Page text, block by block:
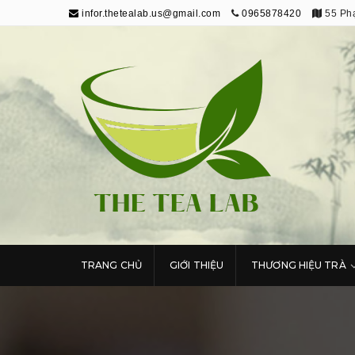
infor.thetealab.us@gmail.com 0965878420 55
The Tea Lab
Trang Thông Tin Về Trà
TRANG CHỦ GIỚI THIỆU THƯƠNG HIỆU TRÀ